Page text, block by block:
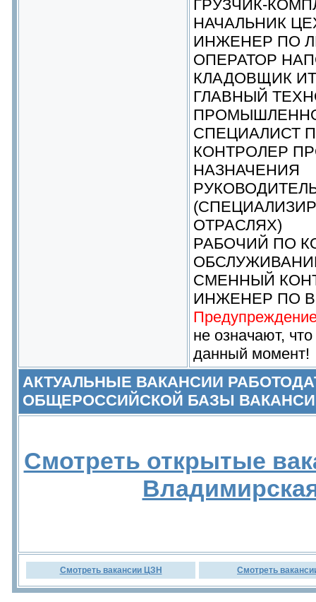
ГРУЗЧИК-
НАЧАЛЬНИК
ИНЖЕНЕР ПО
ОПЕРАТОР
КЛАДОВЩИК
ГЛАВНЫЙ
СПЕЦИАЛИСТ
КОНТРОЛЕР
НАЗНАЧЕНИЯ
ОТРАСЛЯХ)
РАБОЧИЙ ПО
СМЕННЫЙ
ИНЖЕНЕР ПО
не означают,
данный момент!
АКТУАЛЬНЫЕ ВАКАНСИИ
ОБЩЕРОССИЙСКОЙ БАЗЫ
Смотреть открытые
Смотреть вакансии ЦЗН Смотреть